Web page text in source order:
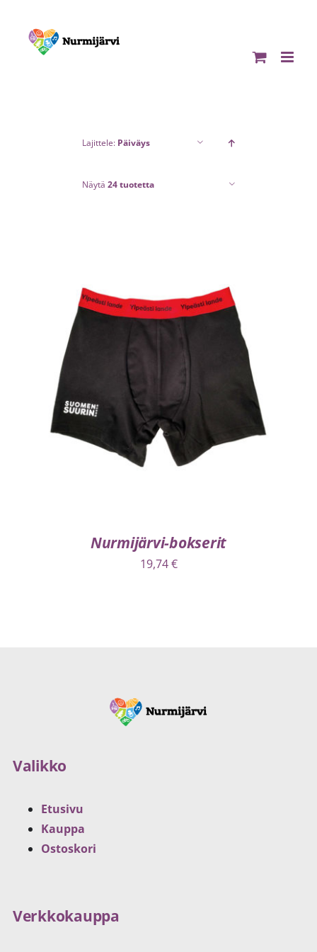
content
Lajittele: Päiväys
Näytä 24 tuotetta
VALITSE VAIHTOEHDOISTA LISÄTIEDOT
Nurmijärvi-bokserit
19,74€
Valikko
Etusivu
Kauppa
Ostoskori
Verkkokauppa